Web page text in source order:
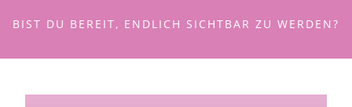
BIST DU BEREIT, ENDLICH SICHTBAR ZU WERDEN?